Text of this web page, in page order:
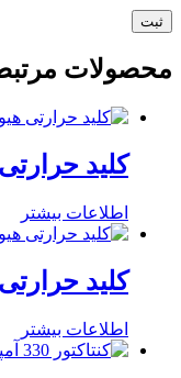
محصولات
کلید حرارتی
اطلاعات بیشتر
کلید حرارتی
اطلاعات بیشتر